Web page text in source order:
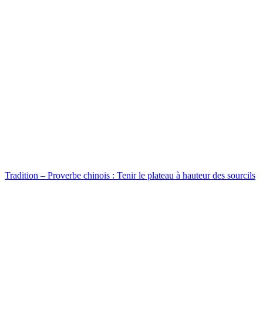
Tradition – Proverbe chinois : Tenir le plateau à hauteur des sourcils